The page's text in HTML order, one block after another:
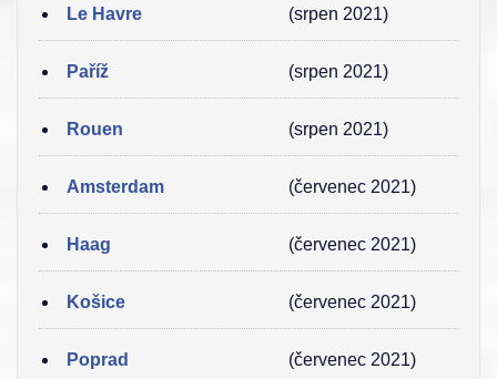
Le Havre (srpen 2021)
Paříž (srpen 2021)
Rouen (srpen 2021)
Amsterdam (červenec 2021)
Haag (červenec 2021)
Košice (červenec 2021)
Poprad (červenec 2021)